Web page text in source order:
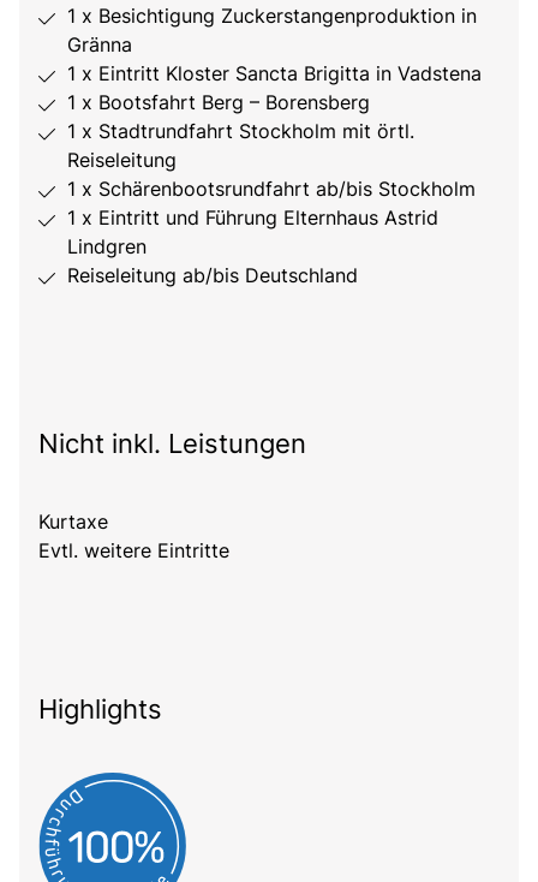
1 x Besichtigung Zuckerstangenproduktion in
Gränna
1 x Eintritt Kloster Sancta Brigitta in Vadstena
1 x Bootsfahrt Berg – Borensberg
1 x Stadtrundfahrt Stockholm mit örtl.
Reiseleitung
1 x Schärenbootsrundfahrt ab/bis Stockholm
1 x Eintritt und Führung Elternhaus Astrid
Lindgren
Reiseleitung ab/bis Deutschland
Nicht inkl. Leistungen
Kurtaxe
Evtl. weitere Eintritte
Highlights